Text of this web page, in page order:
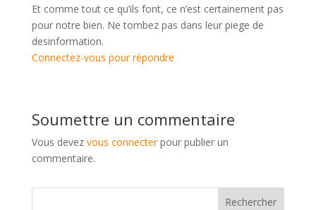
Et comme tout ce qu’ils font, ce n’est certainement pas
pour notre bien. Ne tombez pas dans leur piege de
desinformation.
Connectez-vous pour répondre
Soumettre un commentaire
Vous devez vous connecterpour publier un
commentaire.